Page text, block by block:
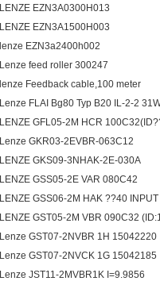
LENZE EZN3A0300H013
LENZE EZN3A1500H003
lenze EZN3a2400h002
Lenze feed roller 300247
lenze Feedback cable,100 meter
Lenze FLAI Bg80 Typ B20 IL-2-2
LENZE GFL05-2M HCR
Lenze GKR03-2EVBR-063C12
LENZE GKS09-3NHAK-2E-030A
LENZE GSS05-2E VAR 080C42
LENZE GSS06-2M HAK ??40
LENZE GST05-2M VBR 090C32
Lenze GST07-2NVBR 1H 15042220
Lenze GST07-2NVCK 1G 15042185
Lenze JST11-2MVBR1K I=9.9856